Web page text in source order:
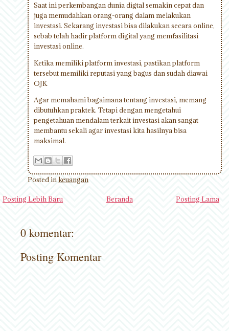
Saat ini perkembangan dunia digtal semakin cepat dan
juga memudahkan orang-orang dalam melakukan
investasi. Sekarang investasi bisa dilakukan secara online,
sebab telah hadir platform digital yang memfasilitasi
investasi online.
Ketika memiliki platform investasi, pastikan platform
tersebut memiliki reputasi yang bagus dan sudah diawai
OJK
Agar memahami bagaimana tentang investasi, memang
dibutuhkan praktek. Tetapi dengan mengetahui
pengetahuan mendalam terkait investasi akan sangat
membantu sekali agar investasi kita hasilnya bisa
maksimal.
Posted inkeuangan
Posting Lebih Baru Posting Lama
Beranda
0 komentar:
Posting Komentar